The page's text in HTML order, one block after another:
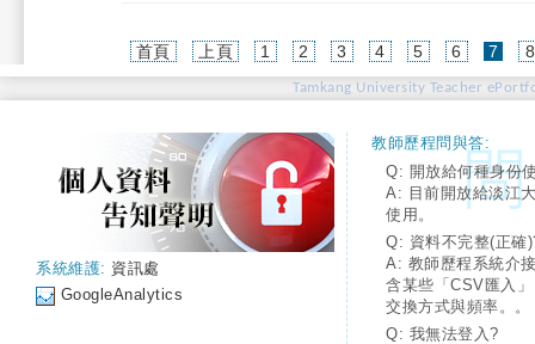
首頁 上頁 1 2 3 4 5 6 7 8
Tamkang University Teacher
系統維護: 資訊處
GoogleAnalytics
教師歷程問與答:
Q: 開放給何種身份
A: 目前開放給淡江
使用。
Q: 資料不完整(正確
A: 教師歷程系統介
含某些「CSV匯入
交換方式與頻率。。
Q: 我無法登入?